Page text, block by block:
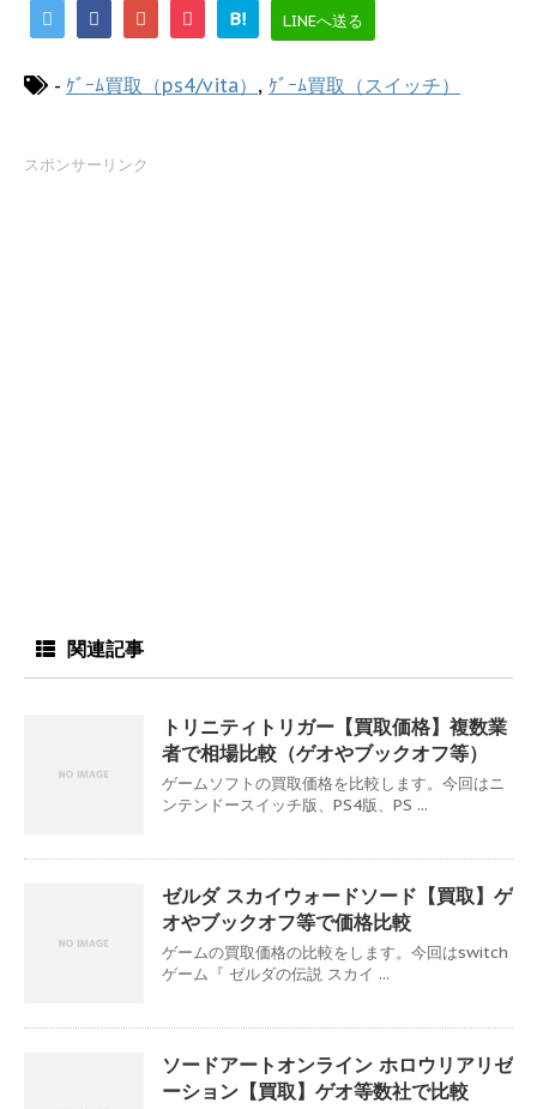
B! LINEへ送る
- ｹﾞｰﾑ買取（ps4/vita） , ｹﾞｰﾑ買取（スイッチ）
スポンサーリンク
関連記事
トリニティトリガー【買取価格】複数業
者で相場比較（ゲオやブックオフ等）
ゲームソフトの買取価格を比較します。今回はニ
ンテンドースイッチ版、PS4版、PS ...
ゼルダ スカイウォードソード【買取】ゲ
オやブックオフ等で価格比較
ゲームの買取価格の比較をします。今回はswitch
ゲーム『 ゼルダの伝説 スカイ ...
ソードアートオンライン ホロウリアリゼ
ーション【買取】ゲオ等数社で比較